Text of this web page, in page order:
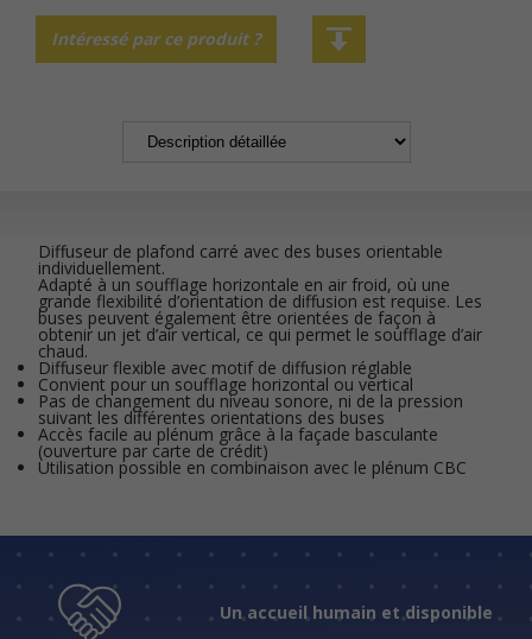
Intéressé par ce produit ?
Diffuseur de plafond carré avec des buses orientable
individuellement.
Adapté à un soufflage horizontale en air froid, où une
grande flexibilité d’orientation de diffusion est requise. Les
buses peuvent également être orientées de façon à
obtenir un jet d’air vertical, ce qui permet le soufflage d’air
chaud.
Diffuseur flexible avec motif de diffusion réglable
Convient pour un soufflage horizontal ou vertical
Pas de changement du niveau sonore, ni de la pression
suivant les différentes orientations des buses
Accès facile au plénum grâce à la façade basculante
(ouverture par carte de crédit)
Utilisation possible en combinaison avec le plénum CBC
Un accueil humain et disponible